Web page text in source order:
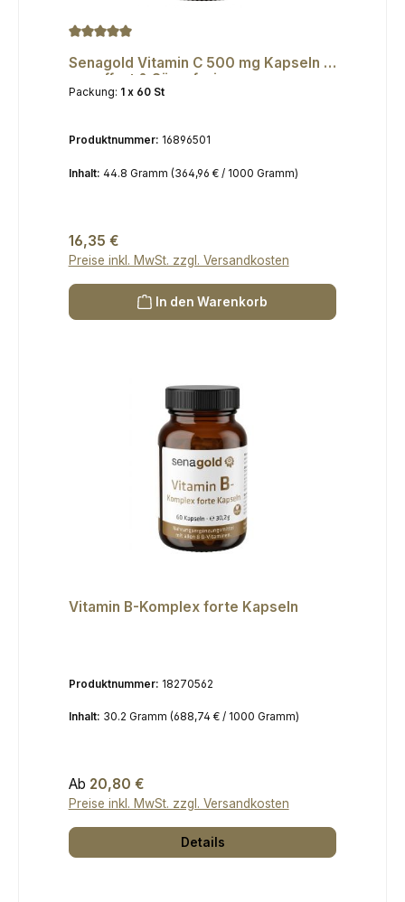
Senagold Vitamin C 500 mg Kapseln -
gepuffert & Säurefrei
Packung: 1 x 60 St
Produktnummer: 16896501
Inhalt: 44.8 Gramm (364,96 € / 1000 Gramm)
Regulärer Preis:
16,35 €
Preise inkl. MwSt. zzgl. Versandkosten
In den Warenkorb
Vitamin B-Komplex forte Kapseln
Produktnummer: 18270562
Inhalt: 30.2 Gramm (688,74 € / 1000 Gramm)
Regulärer Preis:
Ab 20,80 €
Preise inkl. MwSt. zzgl. Versandkosten
Details